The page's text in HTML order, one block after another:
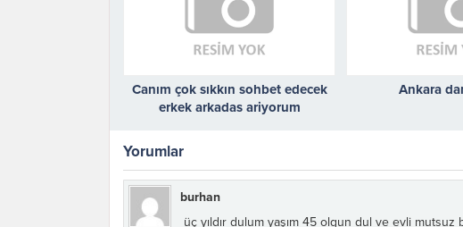
Canım çok sıkkın sohbet edecek
erkek arkadas ariyorum
Ankara
Yorumlar
burhan
üç yıldır dulum yaşım 45 olgun dul ve evli